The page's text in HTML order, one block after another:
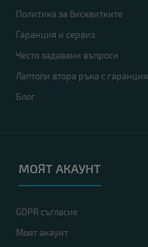
Политика за бисквитките
Гаранция и сервиз
Често задавани въпроси
Лаптопи втора ръка с гаранция
Блог
МОЯТ АКАУНТ
GDPR съгласие
Моят акаунт